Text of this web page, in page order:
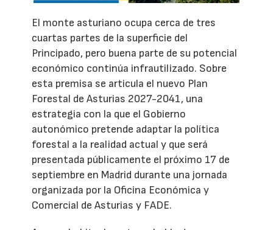
El monte asturiano ocupa cerca de tres
cuartas partes de la superficie del
Principado, pero buena parte de su potencial
económico continúa infrautilizado. Sobre
esta premisa se articula el nuevo Plan
Forestal de Asturias 2027-2041, una
estrategia con la que el Gobierno
autonómico pretende adaptar la política
forestal a la realidad actual y que será
presentada públicamente el próximo 17 de
septiembre en Madrid durante una jornada
organizada por la Oficina Económica y
Comercial de Asturias y FADE.